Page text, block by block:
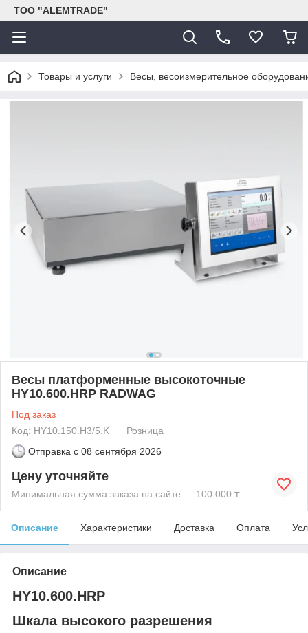
ТОО "ALEMTRADE"
Товары и услуги Весы, весоизмерительное
Весы платформенные высокоточные
HY10.600.HRP RADWAG
Под заказ
Код: HY10.150.H3/5.K
Розница
Отправка с 08 сентября 2026
Цену уточняйте
Минимальная сумма заказа на сайте — 100 000 ₸
Описание Характеристики Доставка Оплата
Описание
HY10.600.HRP
Шкала высокого разрешения